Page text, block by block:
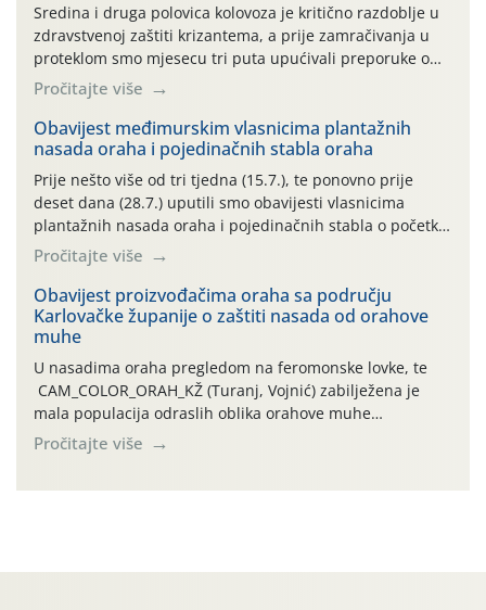
Sredina i druga polovica kolovoza je kritično razdoblje u
zdravstvenoj zaštiti krizantema, a prije zamračivanja u
proteklom smo mjesecu tri puta upućivali preporuke o
preventivnim mjerama zaštite krizantema od najčešćih
uzročnika bolesti, štetnika i fito-fagnih grinja (23.7., 14.7.,
06.7.)! Na početku ovog mjeseca je zabilježeno je
povijesno i ekstremno vruće meteorološko razdoblje, uz
najviše temperature […]
Pročitajte više
Obavijest međimurskim vlasnicima plantažnih
nasada oraha i pojedinačnih stabla oraha
Prije nešto više od tri tjedna (15.7.), te ponovno prije
deset dana (28.7.) uputili smo obavijesti vlasnicima
plantažnih nasada oraha i pojedinačnih stabla o početku
leta i ovogodišnjoj potrebi usmjerenog suzbijanja
orahove muhe (Rhagoletis completa)! Već dvanaest dana
traje drugi ovogodišnji “toplinski udar”, koji naročito
izražen zadnja šest dana (31.7.-05.8.), jer najviše
temperature zraka svakodnevno […]
Pročitajte više
Obavijest proizvođačima oraha sa području
Karlovačke županije o zaštiti nasada od orahove
muhe
U nasadima oraha pregledom na feromonske lovke, te
CAM_COLOR_ORAH_KŽ (Turanj, Vojnić) zabilježena je
mala populacija odraslih oblika orahove muhe
(Rhagoletis completa). Niska brojnost može se objasniti
činjenicom da je riječ o mladim nasadima s vrlo malim
Pročitajte više